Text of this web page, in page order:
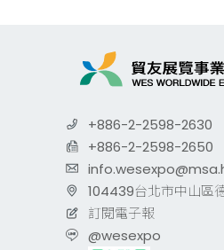
+886-2-2598-2630
+886-2-2598-2650
104439台北市中山區
訂閱電子報
@wesexpo